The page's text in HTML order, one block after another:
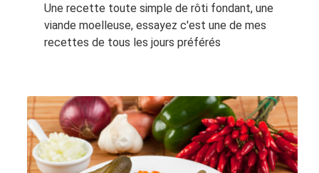
Une recette toute simple de rôti fondant, une
viande moelleuse, essayez c'est une de mes
recettes de tous les jours préférés